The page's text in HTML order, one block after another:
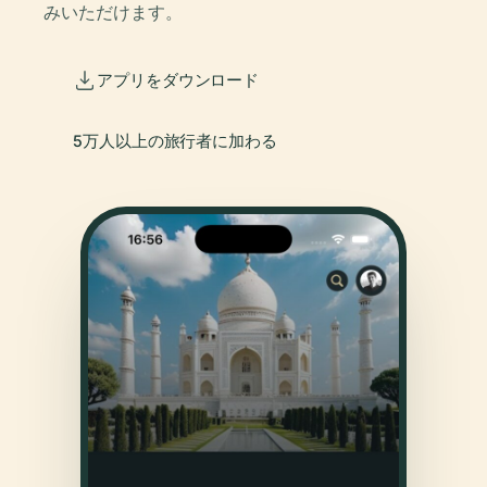
みいただけます。
アプリをダウンロード
5万人以上の旅行者に加わる